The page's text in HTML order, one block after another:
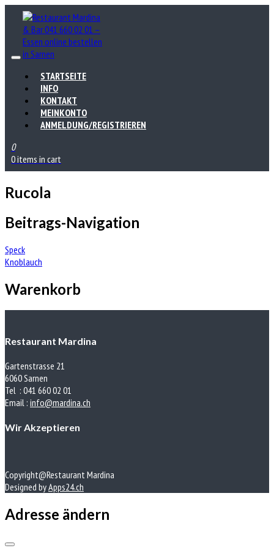
STARTSEITE
INFO
KONTAKT
MEINKONTO
ANMELDUNG/REGISTRIEREN
0
0 items in cart
Rucola
Beitrags-Navigation
Speck
Knoblauch
Warenkorb
Restaurant Mardina
Gartenstrasse 21
6060 Sarnen
Tel : 041 660 02 01
Email : info@mardina.ch
Wir Akzeptieren
Copyright@Restaurant Mardina
Designed byApps24.ch
Adresse ändern